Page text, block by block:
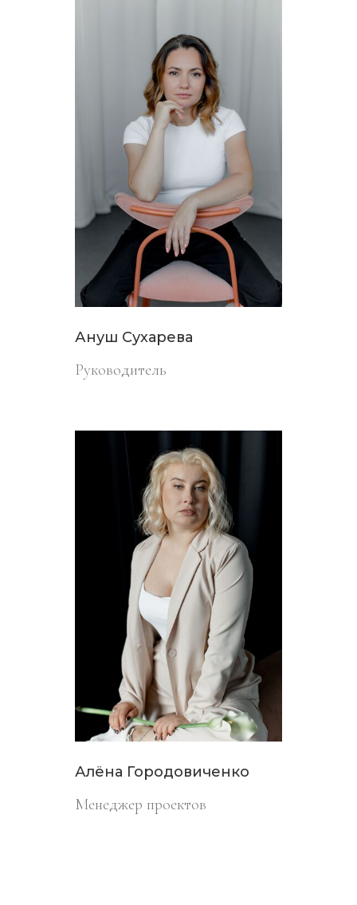
Ануш Сухарева
Руководитель
Алёна Городовиченко
Менеджер проектов